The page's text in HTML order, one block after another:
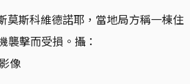
莫斯科維德諾耶，當地局方稱一棟住
襲擊而受損。攝：
像